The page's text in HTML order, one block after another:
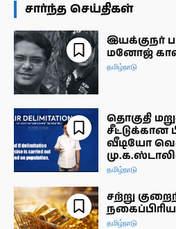
சார்ந்த செய்திகள்
இயக்குநர்
மனோஜ்
தமிழ்நாடு
தொகுதி
சீட்டுக்கான
வீடியோ
தமிழ்நாடு
சற்று
தமிழ்நாடு